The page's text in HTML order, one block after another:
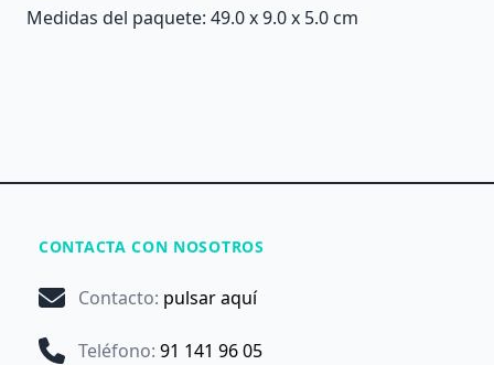
Medidas del paquete: 49.0 x 9.0 x 5.0 cm
CONTACTA CON NOSOTROS
Contacto: pulsar aquí
Teléfono: 91 141 96 05